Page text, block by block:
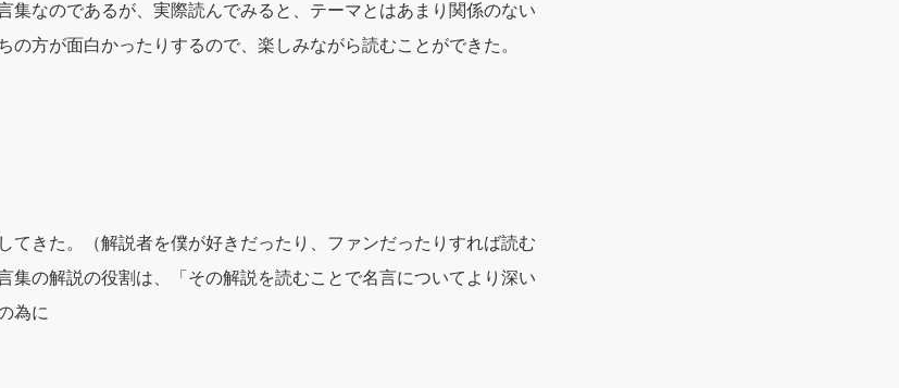
集なのであるが、実際読んでみると、テーマとはあまり関係のない
の方が面白かったりするので、楽しみながら読むことができた。
てきた。（解説者を僕が好きだったり、ファンだったりすれば読む
集の解説の役割は、「その解説を読むことで名言についてより深い
為に